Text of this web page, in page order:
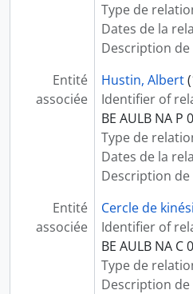
Type de
Dates de la
Description
Entité
associée
Hustin, Albert
Identifier of
BE AULB NA P
Type de
Dates de la
Description
Entité
associée
Cercle de
Identifier of
BE AULB NA C
Type de
Description